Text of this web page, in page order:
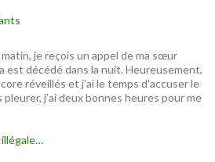
je reçois un appel de ma sœur
est décédé dans la nuit. Heureusement,
réveillés et j’ai le temps d’accuser le
j’ai deux bonnes heures pour me